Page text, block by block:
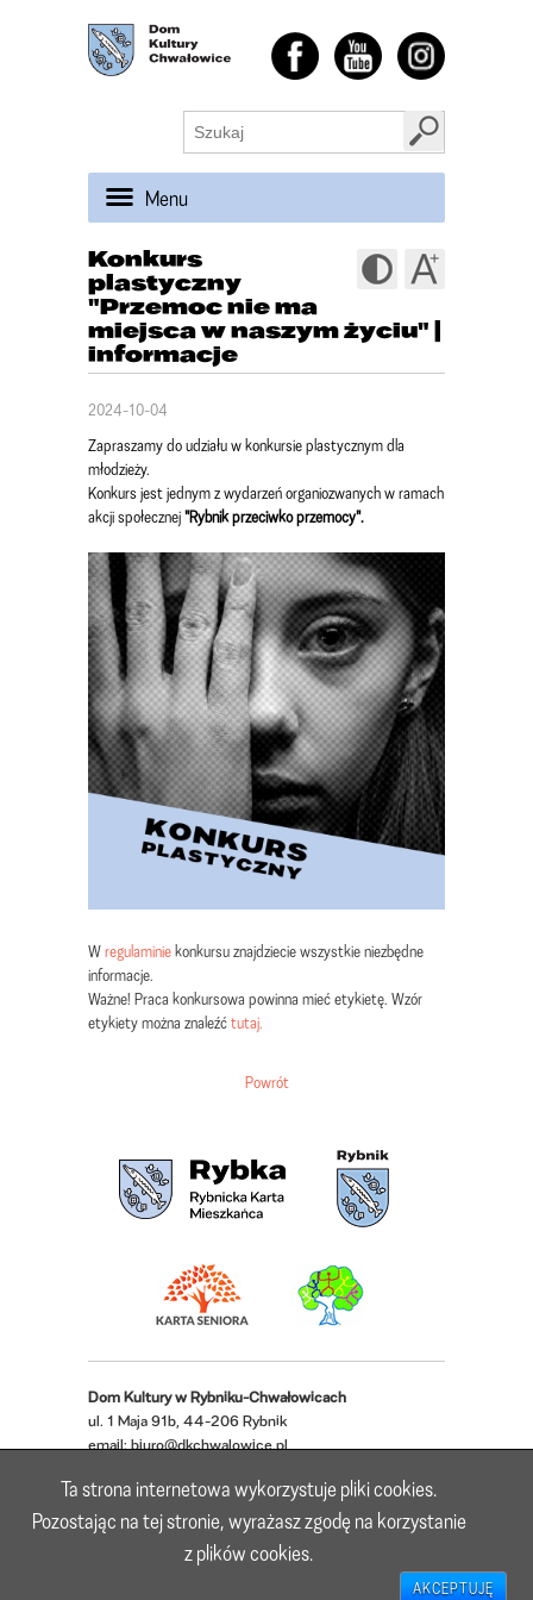
Menu
Konkurs
plastyczny
"Przemoc nie ma
miejsca w naszym życiu" |
informacje
2024-10-04
Zapraszamy do udziału w konkursie plastycznym dla
młodzieży.
Konkurs jest jednym z wydarzeń organiozwanych w ramach
akcji społecznej"Rybnik przeciwko przemocy".
Wregulaminiekonkursu znajdziecie wszystkie niezbędne
informacje.
Ważne! Praca konkursowa powinna mieć etykietę. Wzór
etykiety można znaleźćtutaj.
Powrót
Dom Kultury w Rybniku-Chwałowicach
ul. 1 Maja 91b, 44-206 Rybnik
email:biuro@dkchwalowice.pl
Realizacja: Lioosys
Ta strona internetowa wykorzystuje pliki cookies.
Pozostając na tej stronie, wyrażasz zgodę na korzystanie
z plików cookies.
AKCEPTUJĘ